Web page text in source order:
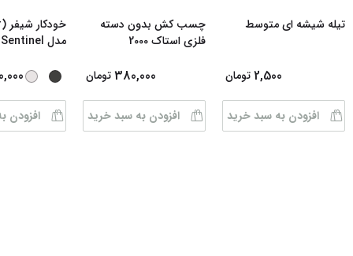
تیله شیشه ای متوسط
2,500 تومان
افزودن به سبد خرید
چسب کش بدون دسته
فلزی استاک 2000
380,000 تومان
افزودن به سبد خرید
مدل Sentinel رن
افزودن